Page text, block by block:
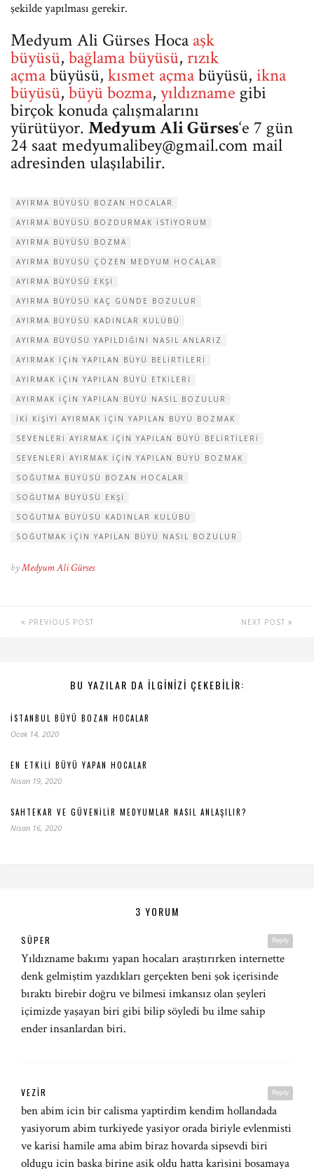
şekilde yapılması gerekir.
Medyum Ali Gürses Hoca aşk
büyüsü, bağlama büyüsü, rızık
açmabüyüsü, kısmet açmabüyüsü, ikna
büyüsü, büyü bozma, yıldızname gibi
birçok konuda çalışmalarını
yürütüyor. Medyum Ali Gürses‘e 7 gün
24 saatmedyumalibey@gmail.com mail
adresinden ulaşılabilir.
AYIRMA BÜYÜSÜ BOZAN HOCALAR
AYIRMA BÜYÜSÜ BOZDURMAK ISTIYORUM
AYIRMA BÜYÜSÜ BOZMA
AYIRMA BÜYÜSÜ ÇÖZEN MEDYUM HOCALAR
AYIRMA BÜYÜSÜ EKŞI
AYIRMA BÜYÜSÜ KAÇ GÜNDE BOZULUR
AYIRMA BÜYÜSÜ KADINLAR KULÜBÜ
AYIRMA BÜYÜSÜ YAPILDIĞINI NASIL ANLARIZ
AYIRMAK IÇIN YAPILAN BÜYÜ BELIRTILERI
AYIRMAK IÇIN YAPILAN BÜYÜ ETKILERI
AYIRMAK IÇIN YAPILAN BÜYÜ NASIL BOZULUR
IKI KIŞIYI AYIRMAK IÇIN YAPILAN BÜYÜ BOZMAK
SEVENLERI AYIRMAK IÇIN YAPILAN BÜYÜ BELIRTILERI
SEVENLERI AYIRMAK IÇIN YAPILAN BÜYÜ BOZMAK
SOĞUTMA BÜYÜSÜ BOZAN HOCALAR
SOĞUTMA BÜYÜSÜ EKŞI
SOĞUTMA BÜYÜSÜ KADINLAR KULÜBÜ
SOĞUTMAK IÇIN YAPILAN BÜYÜ NASIL BOZULUR
byMedyum Ali Gürses
PREVIOUS POST NEXT POST
BU YAZILAR DA ILGINIZI ÇEKEBILIR:
İSTANBUL BÜYÜ BOZAN HOCALAR
Ocak 14, 2020
EN ETKILI BÜYÜ YAPAN HOCALAR
Nisan 19, 2020
SAHTEKAR VE GÜVENILIR MEDYUMLAR NASIL ANLAŞILIR?
Nisan 16, 2020
3 YORUM
Reply
SÜPER
Yıldızname bakımı yapan hocaları araştırırken internette
denk gelmiştim yazdıkları gerçekten beni şok içerisinde
bıraktı birebir doğru ve bilmesi imkansız olan şeyleri
içimizde yaşayan biri gibi bilip söyledi bu ilme sahip
ender insanlardan biri.
Reply
VEZIR
ben abim icin bir calisma yaptirdim kendim hollandada
yasiyorum abim turkiyede yasiyor orada biriyle evlenmisti
ve karisi hamile ama abim biraz hovarda sipsevdi biri
oldugu icin baska birine asik oldu hatta karisini bosamaya